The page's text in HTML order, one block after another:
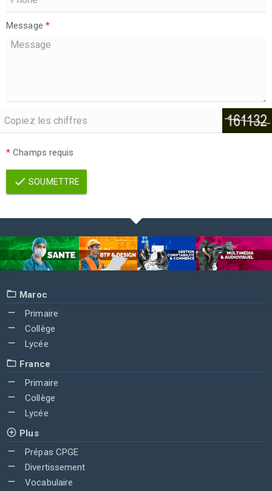
Message *
* Champs requis
SOUMETTRE
Maroc
Primaire
Collège
Lycée
France
Primaire
Collège
Lycée
Plus
Prépas CPGE
Divertissement
Vocabulaire